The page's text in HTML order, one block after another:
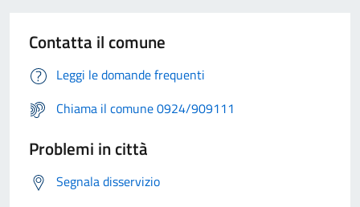
Contatta il comune
Leggi le domande frequenti
Chiama il comune 0924/909111
Problemi in città
Segnala disservizio